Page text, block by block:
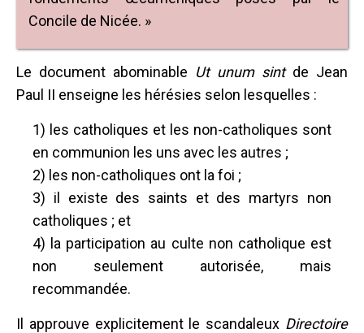
Concile de Nicée. »
Le document abominable Ut unum sintde Jean
Paul II enseigne les hérésies selon lesquelles :
1) les catholiques et les non-catholiques sont
en communion les uns avec les autres ;
2) les non-catholiques ont la foi ;
3) il existe des saints et des martyrs non
catholiques ; et
4) la participation au culte non catholique est
non seulement autorisée, mais
recommandée.
Il approuve explicitement le scandaleux Directoire